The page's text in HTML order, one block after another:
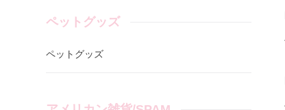
ペットグッズ
ペットグッズ